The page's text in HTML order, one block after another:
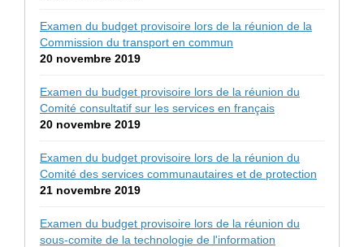
Examen du budget provisoire lors de la réunion de la
Commission du transport en commun
20 novembre 2019
Examen du budget provisoire lors de la réunion du
Comité consultatif sur les services en français
20 novembre 2019
Examen du budget provisoire lors de la réunion du
Comité des services communautaires et de protection
21 novembre 2019
Examen du budget provisoire lors de la réunion du
sous-comite de la technologie de l'information